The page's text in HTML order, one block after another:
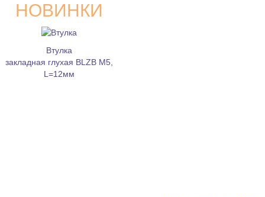
НОВИНКИ
Втулка
закладная глухая BLZB M5,
L=12мм